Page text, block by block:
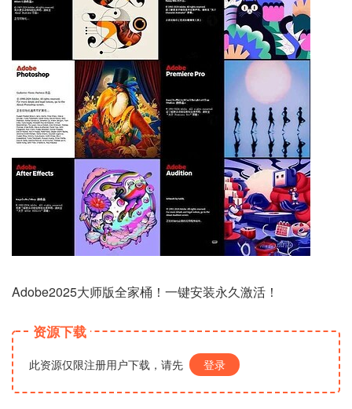
Adobe2025大师版全家桶！一键安装永久激活！
资源下载
此资源仅限注册用户下载，请先 登录